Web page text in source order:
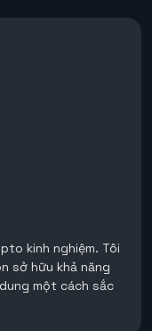
kinh nghiệm. Tôi
sở hữu khả năng
một cách sắc